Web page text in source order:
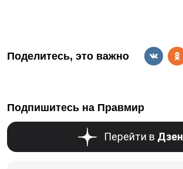
Поделитесь, это важно
Подпишитесь на Правмир
Перейти в Дзен